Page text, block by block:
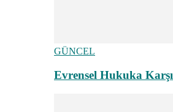
GÜNCEL
Evrensel Hukuka